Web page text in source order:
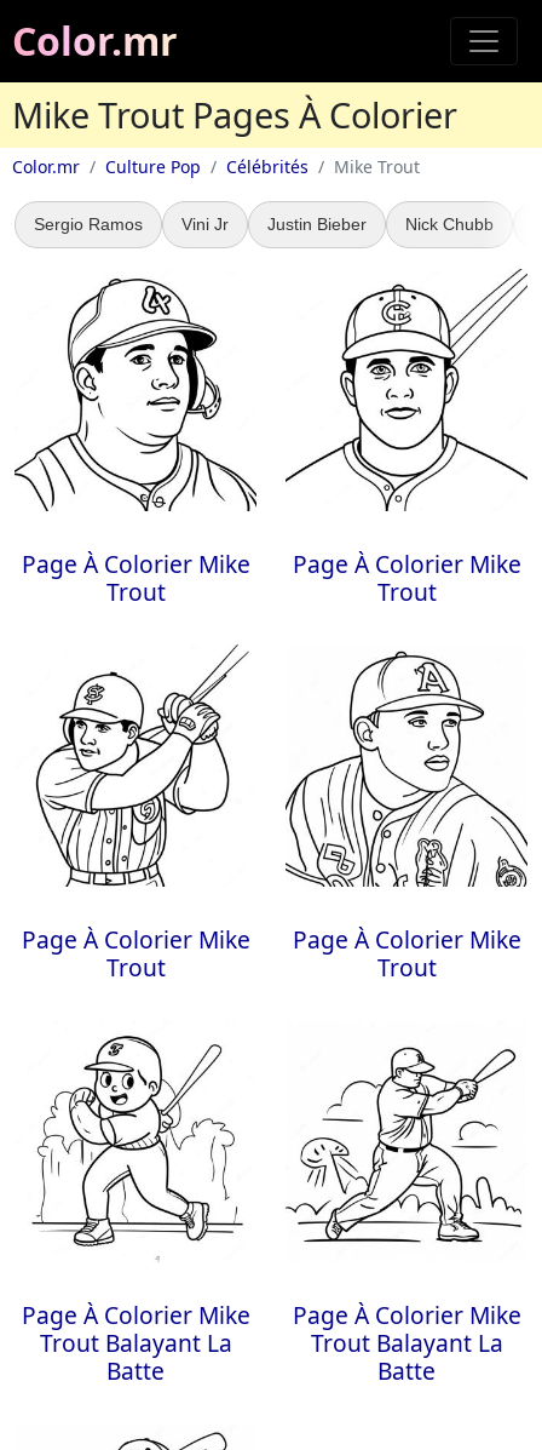
Color.mr
Mike Trout Pages À Colorier
Color.mr Culture Pop Célébrités Mike Trout
Sergio Ramos Vini Jr Justin Bieber Nick Chubb
Page À Colorier Mike
Trout
Page À Colorier Mike
Trout
Page À Colorier Mike
Trout
Page À Colorier Mike
Trout
Page À Colorier Mike
Trout Balayant La
Batte
Page À Colorier Mike
Trout Balayant La
Batte